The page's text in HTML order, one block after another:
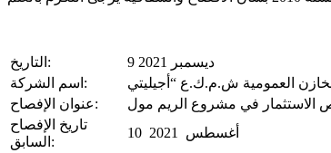
التاريخ:
9 ديسمبر 2021
اسم الشركة:
عنوان الإفصاح:
في مشروع الريم مول
تاريخ الإفصاح
السابق:
10 أغسطس 2021